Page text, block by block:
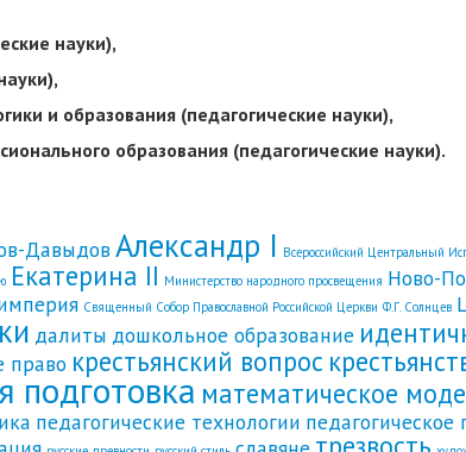
науки),
и образования (педагогические науки),
образования (педагогические науки).
ДавыдовАлександр I Всероссийский Центральный
Екатерина II Министерство народного просвещения Ново-
Священный Собор Православной Российской Церкви Ф.Г. Солнцев
далиты дошкольное образование
право крестьянский вопрос
подготовка математическое
педагогические технологии